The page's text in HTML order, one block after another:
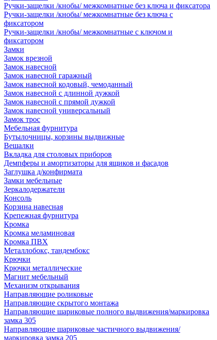
Ручки-защелки /кнобы/ межкомнатные без ключа и фиксатора
Ручки-защелки /кнобы/ межкомнатные без ключа с
фиксатором
Ручки-защелки /кнобы/ межкомнатные с ключом и
фиксатором
Замки
Замок врезной
Замок навесной
Замок навесной гаражный
Замок навесной кодовый, чемоданный
Замок навесной с длинной дужкой
Замок навесной с прямой дужкой
Замок навесной универсальный
Замок трос
Мебельная фурнитура
Бутылочницы, корзины выдвижные
Вешалки
Вкладка для столовых приборов
Демпферы и амортизаторы для ящиков и фасадов
Заглушка д/конфирмата
Замки мебельные
Зеркалодержатели
Консоль
Корзина навесная
Крепежная фурнитура
Кромка
Кромка меламиновая
Кромка ПВХ
Металлобокс, тандембокс
Крючки
Крючки металлические
Магнит мебельный
Механизм открывания
Направляющие роликовые
Направляющие скрытого монтажа
Направляющие шариковые полного выдвижения/маркировка
замка 305
Направляющие шариковые частичного выдвижения/
маркировка замка 205